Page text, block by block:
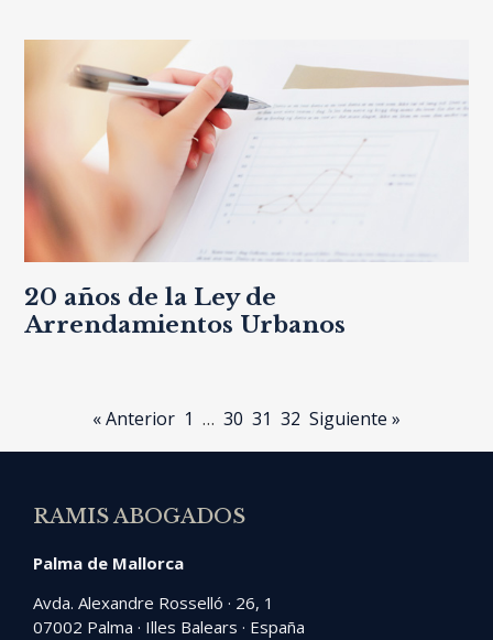
20 años de la Ley de
Arrendamientos Urbanos
« Anterior 1 … 30 31 32 Siguiente »
RAMIS ABOGADOS
Palma de Mallorca
Avda. Alexandre Rosselló · 26, 1
07002 Palma · Illes Balears · España